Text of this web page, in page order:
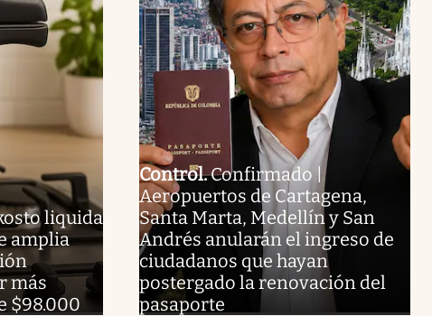
liquida
amplia
más
$98.000
Control.Confirmado |
Aeropuertos de Cartagena,
Santa Marta, Medellín y San
Andrés anularán el ingreso de
ciudadanos que hayan
postergado la renovación del
pasaporte